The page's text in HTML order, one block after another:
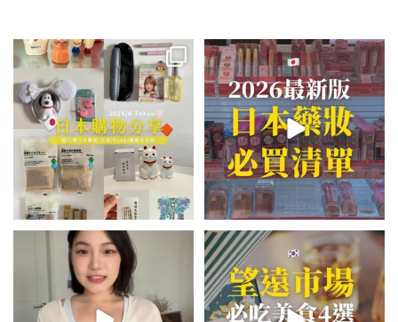
💭留言「免費」傳日本藥妝店/百
貨/機場/Donki/折價券給你...
413 43
2026🇯🇵日本藥妝店必買什麼
日本最近紅什麼？...
123 20
💭留言「美背」傳🔗給你！
🏷️#吉推韓國 🇰🇷
...
48 20
\🇰🇷韓國望遠市場4家必吃美食
😋/
💭留言「望遠市場」傳地址給你
345 59